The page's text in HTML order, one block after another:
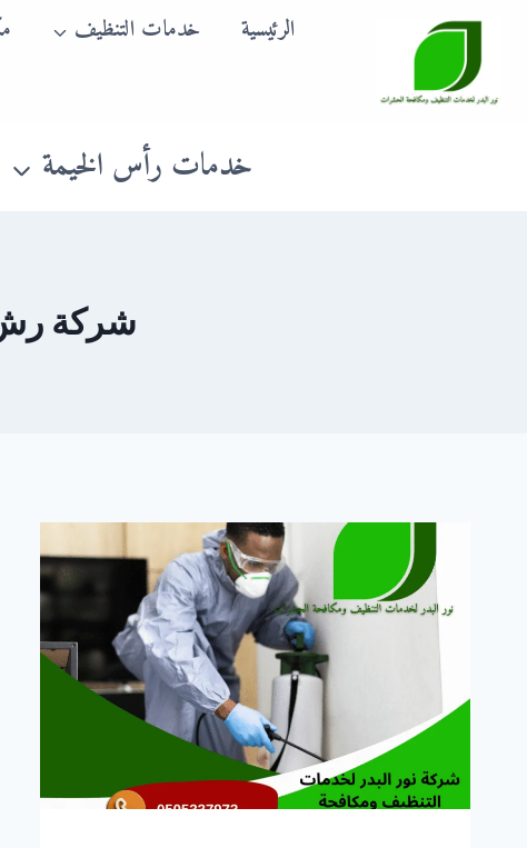
المحتوى
الرئيسية خدمات التنظيف
خدمات رأس الخيمة
شركة رش